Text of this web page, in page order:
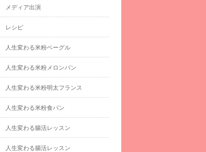
メディア出演
レシピ
人生変わる米粉ベーグル
人生変わる米粉メロンパン
人生変わる米粉明太フランス
人生変わる米粉食パン
人生変わる腸活レッスン
人生変わる腸活レッスン